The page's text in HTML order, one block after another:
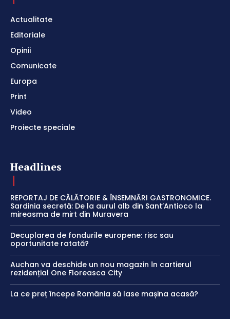
Actualitate
Editoriale
Opinii
Comunicate
Europa
Print
Video
Proiecte speciale
Headlines
REPORTAJ DE CĂLĂTORIE & ÎNSEMNĂRI GASTRONOMICE.
Sardinia secretă: De la aurul alb din Sant’Antioco la
mireasma de mirt din Muravera
Decuplarea de fondurile europene: risc sau
oportunitate ratată?
Auchan va deschide un nou magazin în cartierul
rezidențial One Floreasca City
La ce preț începe România să lase mașina acasă?